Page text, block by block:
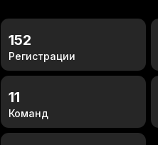
152
Регистрации
11
Команд